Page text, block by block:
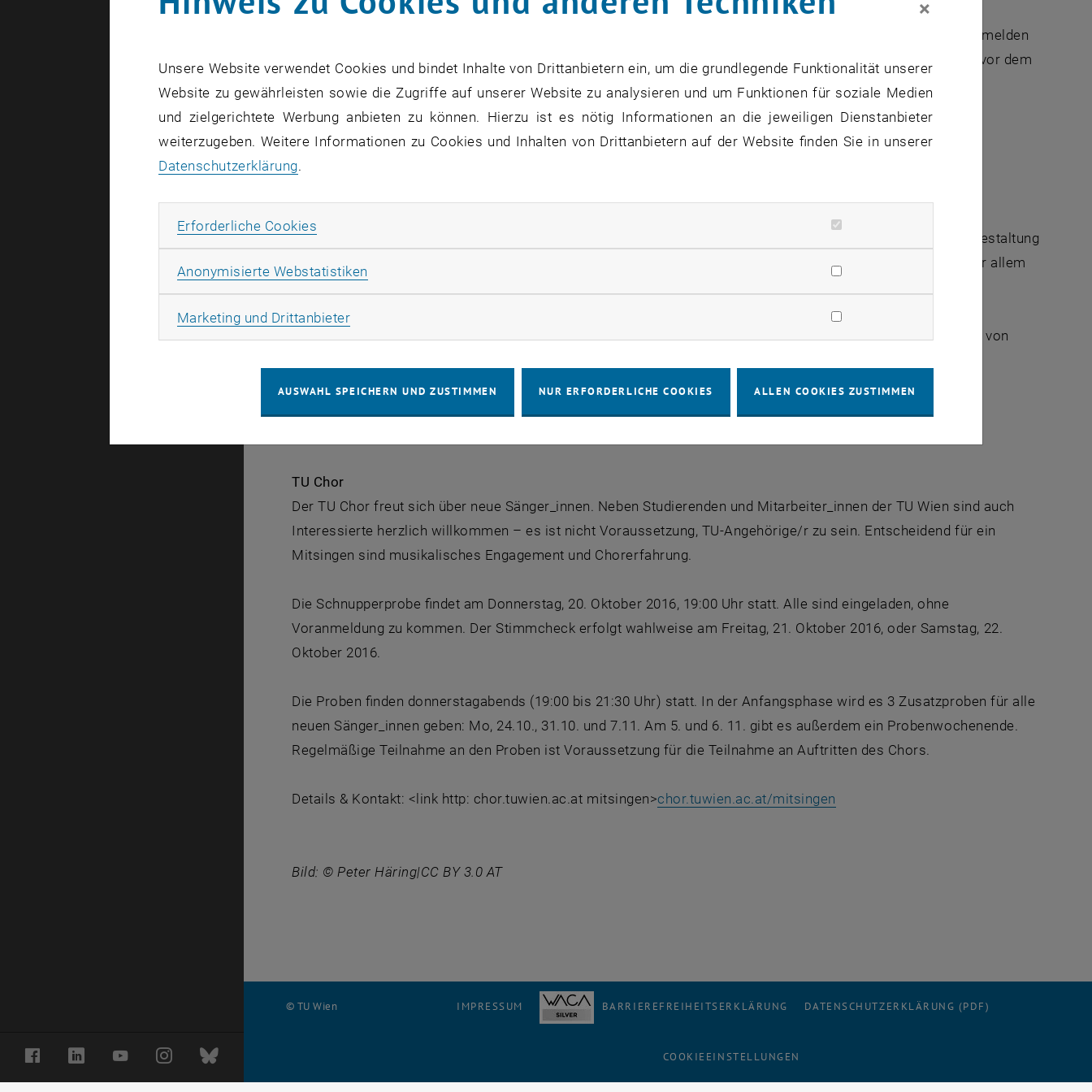
FacebookLinkedInYouTubeInstagramBluesky
Der nächste Vorspieltermin wird voraussichtlich am Montag, 3. Oktober 2016, stattfinden. Interessent_innen melden
sich bei Nadja Michel unter <link>mitspielen@tuorchester.at. Eine Verständigung erfolgt etwa zwei Wochen vor dem
Vorspieltermin.
Die Proben finden im Studiensemester jeden Dienstag von 19:00 bis 21:30 an der TU Wien statt.
Die Akademische Bläserphilharmonie Wien bietet vielfältige Literatur auf hohem Niveau, engagierte Probengestaltung
und ein herzliches Orchesterklima. Universitätszugehörigkeit ist keine Voraussetzung. Momentan werden vor allem
Die Proben finden jeden Mittwoch von 19 Uhr bis 21:30 Uhr statt, im Allgemeinen von Oktober bis Jänner und von
TU Chor
Der TU Chor freut sich über neue Sänger_innen. Neben Studierenden und Mitarbeiter_innen der TU Wien sind auch
Interessierte herzlich willkommen – es ist nicht Voraussetzung, TU-Angehörige/r zu sein. Entscheidend für ein
Mitsingen sind musikalisches Engagement und Chorerfahrung.
Die Schnupperprobe findet am Donnerstag, 20. Oktober 2016, 19:00 Uhr statt. Alle sind eingeladen, ohne
Voranmeldung zu kommen. Der Stimmcheck erfolgt wahlweise am Freitag, 21. Oktober 2016, oder Samstag, 22.
Oktober 2016.
Die Proben finden donnerstagabends (19:00 bis 21:30 Uhr) statt. In der Anfangsphase wird es 3 Zusatzproben für alle
neuen Sänger_innen geben: Mo, 24.10., 31.10. und 7.11. Am 5. und 6. 11. gibt es außerdem ein Probenwochenende.
Regelmäßige Teilnahme an den Proben ist Voraussetzung für die Teilnahme an Auftritten des Chors.
Details & Kontakt: <link http: chor.tuwien.ac.at mitsingen>chor.tuwien.ac.at/mitsingen
Bild: © Peter Häring|CC BY 3.0 AT
© TU Wien IMPRESSUM BARRIEREFREIHEITSERKLÄRUNG DATENSCHUTZERKLÄRUNG (PDF)
COOKIEEINSTELLUNGEN
×
Unsere Website verwendet Cookies und bindet Inhalte von Drittanbietern ein, um die grundlegende Funktionalität unserer
Website zu gewährleisten sowie die Zugriffe auf unserer Website zu analysieren und um Funktionen für soziale Medien
und zielgerichtete Werbung anbieten zu können. Hierzu ist es nötig Informationen an die jeweiligen Dienstanbieter
weiterzugeben. Weitere Informationen zu Cookies und Inhalten von Drittanbietern auf der Website finden Sie in unserer
Datenschutzerklärung.
Erforderliche Cookies
Anonymisierte Webstatistiken
Marketing und DrittanbieterMarketing Cookies zulassen
AUSWAHL SPEICHERN UND ZUSTIMMEN NUR ERFORDERLICHE COOKIES ALLEN COOKIES ZUSTIMMEN